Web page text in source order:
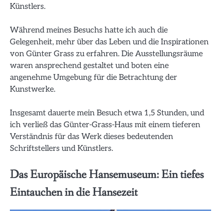
Künstlers.
Während meines Besuchs hatte ich auch die
Gelegenheit, mehr über das Leben und die Inspirationen
von Günter Grass zu erfahren. Die Ausstellungsräume
waren ansprechend gestaltet und boten eine
angenehme Umgebung für die Betrachtung der
Kunstwerke.
Insgesamt dauerte mein Besuch etwa 1,5 Stunden, und
ich verließ das Günter-Grass-Haus mit einem tieferen
Verständnis für das Werk dieses bedeutenden
Schriftstellers und Künstlers.
Das Europäische Hansemuseum: Ein tiefes
Eintauchen in die Hansezeit